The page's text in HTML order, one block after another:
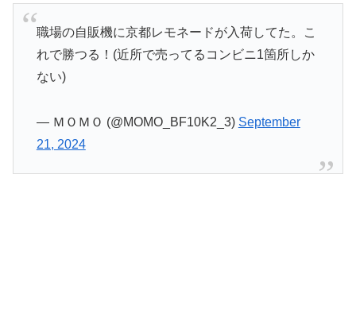
職場の自販機に京都レモネードが入荷してた。こ
れで勝つる！(近所で売ってるコンビニ1箇所しか
ない)
— ＭＯＭＯ (@MOMO_BF10K2_3) September
21, 2024